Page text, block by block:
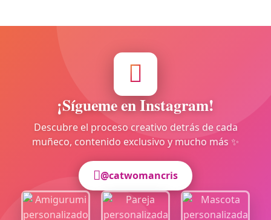
¡Sígueme en Instagram!
Descubre el proceso creativo detrás de cada
muñeco, contenido exclusivo y mucho más ✨
@catwomancris